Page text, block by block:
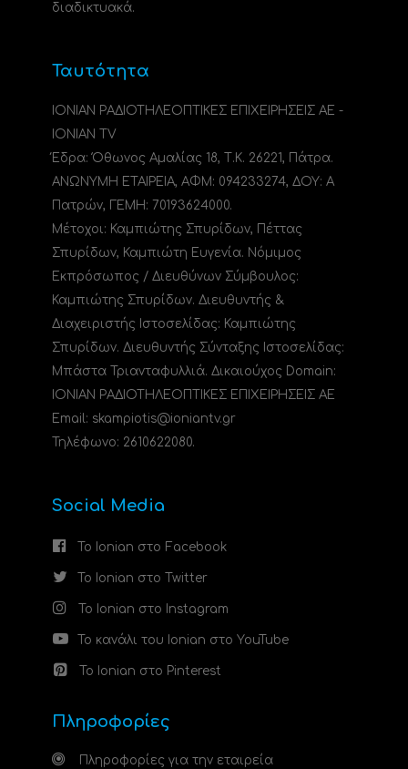
διαδικτυακά.
Ταυτότητα
ΙΟΝΙΑΝ ΡΑΔΙΟΤΗΛΕΟΠΤΙΚΕΣ ΕΠΙΧΕΙΡΗΣΕΙΣ ΑΕ -
IONIAN TV
Έδρα: Όθωνος Αμαλίας 18, Τ.Κ. 26221, Πάτρα.
ΑΝΩΝΥΜΗ ΕΤΑΙΡΕΙΑ, ΑΦΜ: 094233274, ΔΟΥ: A
Πατρών, ΓΕΜΗ: 70193624000.
Μέτοχοι: Καμπιώτης Σπυρίδων, Πέττας
Σπυρίδων, Καμπιώτη Ευγενία. Νόμιμος
Εκπρόσωπος / Διευθύνων Σύμβουλος:
Καμπιώτης Σπυρίδων. Διευθυντής &
Διαχειριστής Ιστοσελίδας: Καμπιώτης
Σπυρίδων. Διευθυντής Σύνταξης Ιστοσελίδας:
Μπάστα Τριανταφυλλιά. Δικαιούχος Domain:
ΙΟΝΙΑΝ ΡΑΔΙΟΤΗΛΕΟΠΤΙΚΕΣ ΕΠΙΧΕΙΡΗΣΕΙΣ ΑΕ
Email: skampiotis@ioniantv.gr
Τηλέφωνο: 2610622080.
Social Media
Το Ionian στο Facebook
Το Ionian στο Twitter
Το Ionian στο Instagram
Το κανάλι του Ionian στο YouTube
Το Ionian στο Pinterest
Πληροφορίες
Πληροφορίες για την εταιρεία